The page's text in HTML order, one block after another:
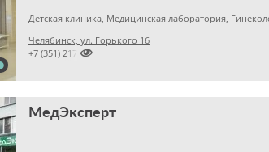
Челябинск, ул. Горького 16

+7 (351) 2172376
МедЭксперт